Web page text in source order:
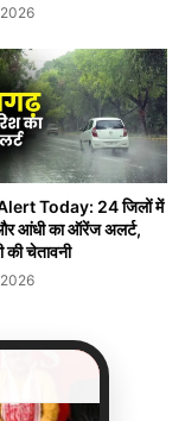
Today: 24 जिलों में
और आंधी का ऑरेंज अलर्ट,
की चेतावनी